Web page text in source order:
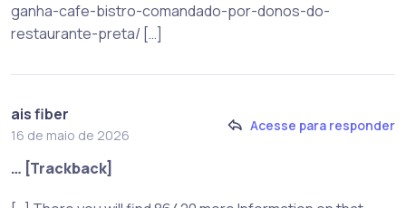
ganha-cafe-bistro-comandado-por-donos-do-
restaurante-preta/ […]
ais fiber
16 de maio de 2026
Acesse para responder
… [Trackback]